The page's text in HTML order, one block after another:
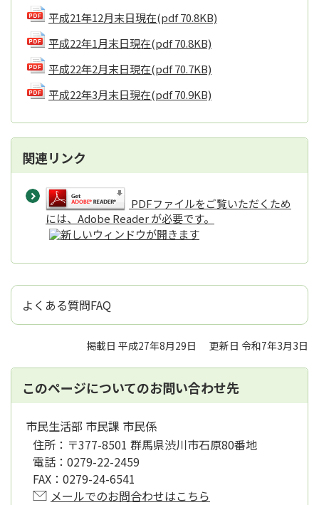
平成21年12月末日現在(pdf 70.8KB)
平成22年1月末日現在(pdf 70.8KB)
平成22年2月末日現在(pdf 70.7KB)
平成22年3月末日現在(pdf 70.9KB)
関連リンク
PDFファイルをご覧いただくため
には、Adobe Reader が必要です。
よくある質問FAQ
掲載日 平成27年8月29日 更新日 令和7年3月3日
このページについてのお問い合わせ先
市民生活部 市民課 市民係
住所： 〒377-8501 群馬県渋川市石原80番地
電話： 0279-22-2459
FAX： 0279-24-6541
メールでのお問合わせはこちら